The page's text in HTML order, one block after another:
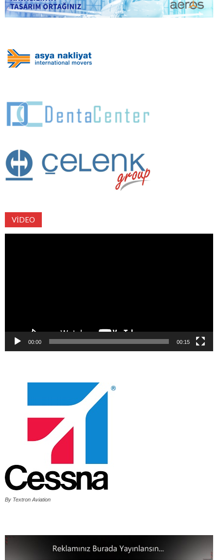
VIDEO
00:00 00:15
By Textron Aviation